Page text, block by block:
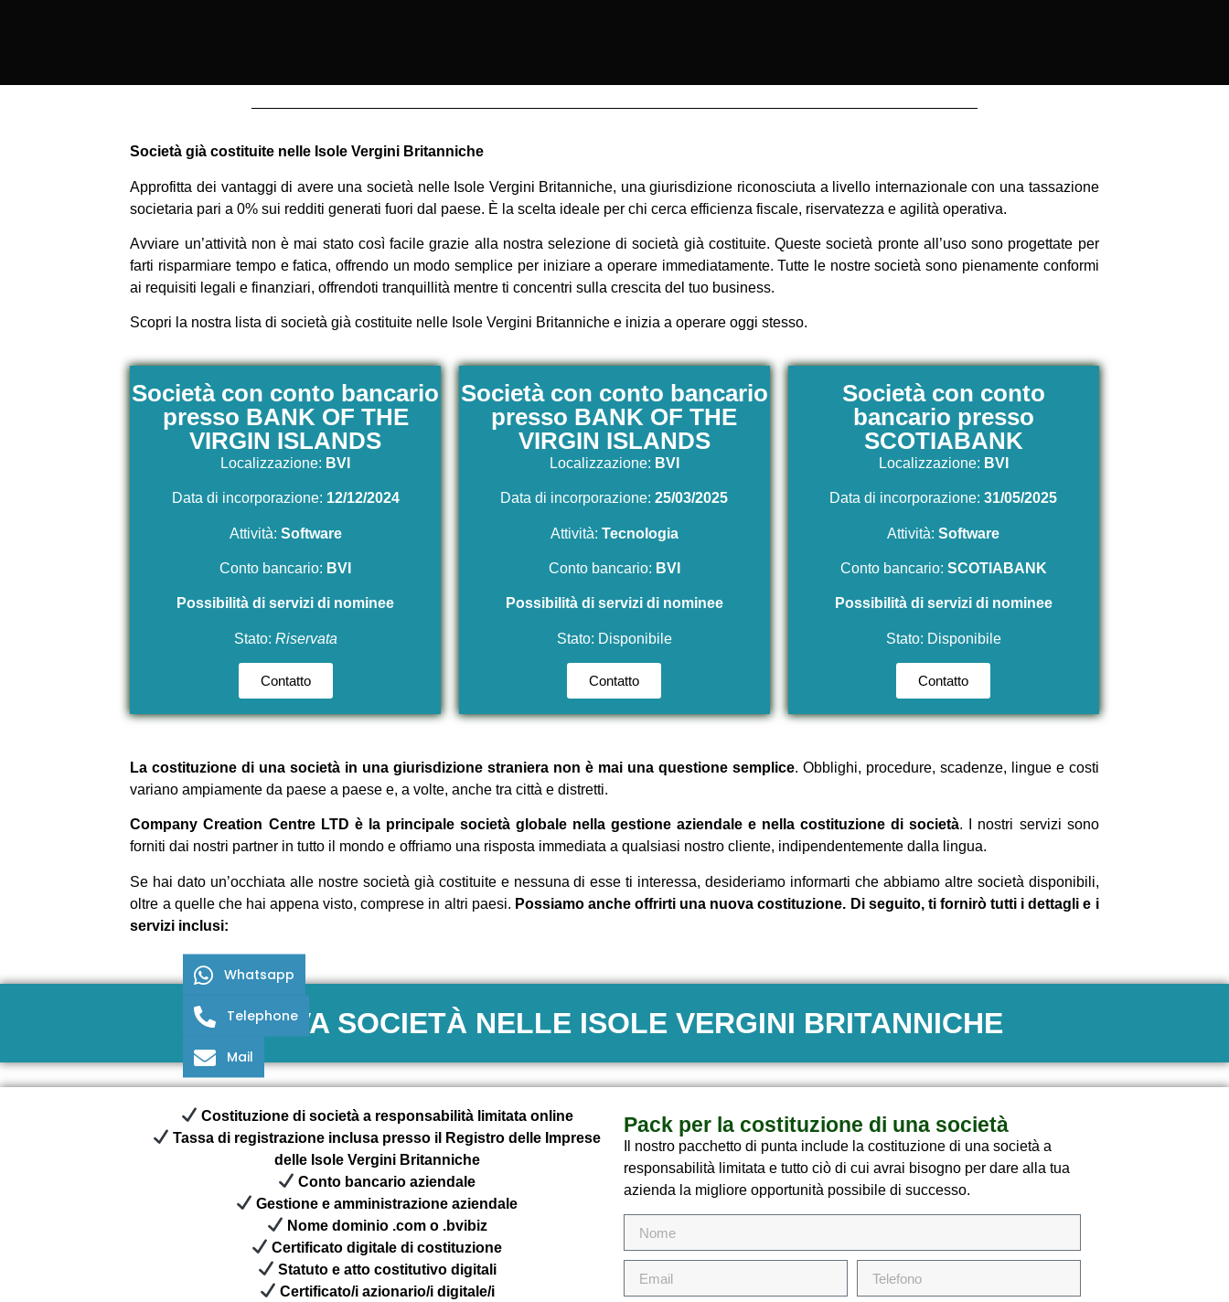
Società già costituite nelle Isole Vergini Britanniche
Approfitta dei vantaggi di avere una società nelle Isole Vergini Britanniche, una giurisdizione riconosciuta a livello internazionale con una tassazione
societaria pari a 0% sui redditi generati fuori dal paese. È la scelta ideale per chi cerca efficienza fiscale, riservatezza e agilità operativa.
Avviare un’attività non è mai stato così facile grazie alla nostra selezione di società già costituite. Queste società pronte all’uso sono progettate per
farti risparmiare tempo e fatica, offrendo un modo semplice per iniziare a operare immediatamente. Tutte le nostre società sono pienamente conformi
ai requisiti legali e finanziari, offrendoti tranquillità mentre ti concentri sulla crescita del tuo business.
Scopri la nostra lista di società già costituite nelle Isole Vergini Britanniche e inizia a operare oggi stesso.
Società con conto bancario
presso BANK OF THE
VIRGIN ISLANDS
Localizzazione: BVI
Data di incorporazione: 12/12/2024
Attività: Software
Conto bancario: BVI
Possibilità di servizi di nominee
Stato: Riservata
Contatto
Società con conto bancario
presso BANK OF THE
VIRGIN ISLANDS
Localizzazione: BVI
Data di incorporazione: 25/03/2025
Attività: Tecnologia
Conto bancario: BVI
Possibilità di servizi di nominee
Stato: Disponibile
Contatto
Società con conto
bancario presso
SCOTIABANK
Localizzazione: BVI
Data di incorporazione:31/05/2025
Attività:Software
Conto bancario: SCOTIABANK
Possibilità di servizi di nominee
Stato: Disponibile
Contatto
La costituzione di una società in una giurisdizione straniera non è mai una questione semplice. Obblighi, procedure, scadenze, lingue e costi
variano ampiamente da paese a paese e, a volte, anche tra città e distretti.
Company Creation Centre LTD è la principale società globale nella gestione aziendale e nella costituzione di società. I nostri servizi sono
forniti dai nostri partner in tutto il mondo e offriamo una risposta immediata a qualsiasi nostro cliente, indipendentemente dalla lingua.
Se hai dato un’occhiata alle nostre società già costituite e nessuna di esse ti interessa, desideriamo informarti che abbiamo altre società disponibili,
oltre a quelle che hai appena visto, comprese in altri paesi. Possiamo anche offrirti una nuova costituzione. Di seguito, ti fornirò tutti i dettagli e i
servizi inclusi:
NUOVA SOCIETÀ NELLE ISOLE VERGINI BRITANNICHE
Costituzione di società a responsabilità limitata online
Tassa di registrazione inclusa presso il Registro delle Imprese
delle Isole Vergini Britanniche
Conto bancario aziendale
Gestione e amministrazione aziendale
Nome dominio .com o .bvibiz
Certificato digitale di costituzione
Statuto e atto costitutivo digitali
Certificato/i azionario/i digitale/i
Pack per la costituzione di una società
Il nostro pacchetto di punta include la costituzione di una società a
responsabilità limitata e tutto ciò di cui avrai bisogno per dare alla tua
azienda la migliore opportunità possibile di successo.
Whatsapp
Telephone
Mail